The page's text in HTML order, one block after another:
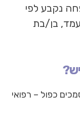
נקבע לפי
בן/בת
כפול – רפואי